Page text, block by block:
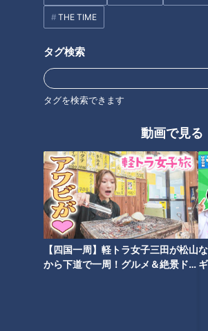
THE TIME
タグ検索
タグを検索できます
動画で見る
【四国一周】軽トラ女子三田が松山
から下道で一周！グルメ＆絶景ドラ
番組紹介
道との遭遇
「道との遭遇」動画
目線で深掘り、とことん楽しむ！CBCテレビ
11:56から放送。見逃し配信あり。
ホームページ
番組サイト
最新話の見逃し配信はこ